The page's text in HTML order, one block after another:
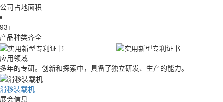
公司占地面积
100
产品种类齐全
应用领域
多年的专研。创新和探索中，具备了独立研发、生产的能力。
滑移装载机
展会信息